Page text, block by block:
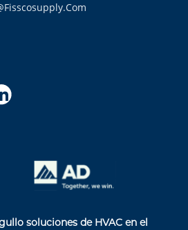
soluciones de HVAC en el